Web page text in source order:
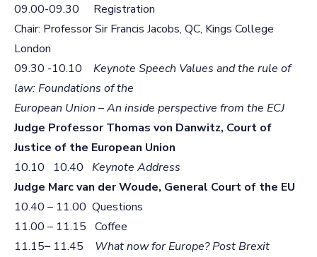
09.00-09.30 Registration
Chair: Professor Sir Francis Jacobs, QC, Kings College
London
09.30 -10.10 Keynote Speech Values and the rule of
law: Foundations of the
European Union – An inside perspective from the ECJ
Judge Professor Thomas von Danwitz, Court of
Justice of the European Union
10.10 10.40 Keynote Address
Judge Marc van der Woude, General Court of the EU
10.40 – 11.00 Questions
11.00 – 11.15 Coffee
11.15– 11.45
What now for Europe? Post Brexit